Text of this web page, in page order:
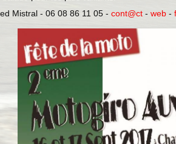
Mistral - 06 08 86 11 05 -cont@ct -web -